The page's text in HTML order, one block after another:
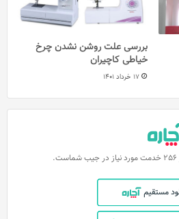
بررسی علت روشن نشدن چرخ
خیاطی کاچیران
17 خرداد 1401